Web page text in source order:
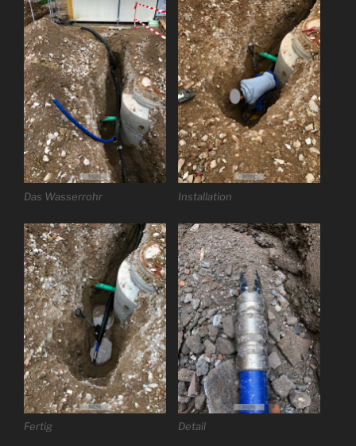
Das Wasserrohr Installation
Fertig Detail